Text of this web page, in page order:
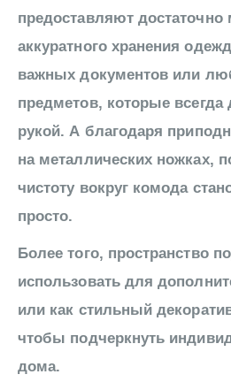
предоставляют достаточно
аккуратного хранения
важных документов или
предметов, которые
рукой. А благодаря
на металлических ножках,
чистоту вокруг комода
просто.
Более того, пространство
использовать для
или как стильный
чтобы подчеркнуть
дома.